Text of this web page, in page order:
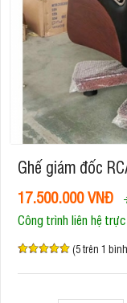
Ghế giám đốc
17.500.000 VNĐ
Công trình liên hệ
(5 trên 1